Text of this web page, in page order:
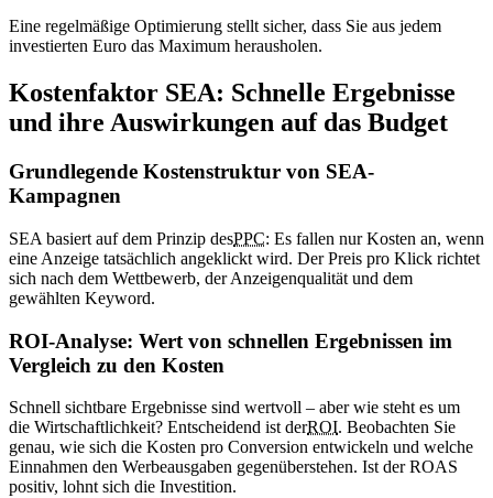
Eine regelmäßige Optimierung stellt sicher, dass Sie aus jedem
investierten Euro das Maximum herausholen.
Kostenfaktor SEA: Schnelle Ergebnisse
und ihre Auswirkungen auf das Budget
Grundlegende Kostenstruktur von SEA-
Kampagnen
SEA basiert auf dem Prinzip desPPC: Es fallen nur Kosten an, wenn
eine Anzeige tatsächlich angeklickt wird. Der Preis pro Klick richtet
sich nach dem Wettbewerb, der Anzeigenqualität und dem
gewählten Keyword.
ROI-Analyse: Wert von schnellen Ergebnissen im
Vergleich zu den Kosten
Schnell sichtbare Ergebnisse sind wertvoll – aber wie steht es um
die Wirtschaftlichkeit? Entscheidend ist derROI. Beobachten Sie
genau, wie sich die Kosten pro Conversion entwickeln und welche
Einnahmen den Werbeausgaben gegenüberstehen. Ist der ROAS
positiv, lohnt sich die Investition.